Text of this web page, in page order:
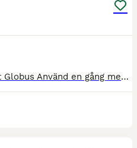
Loksele för ponny av märket Globus Använd en gång men då ponnyn inte trivdes med släden hamnade lokselen på hyllan Mått från Globus hemsida:Strl ponny Lokor totalt: 65 cm Mellan övre och nedre lokre